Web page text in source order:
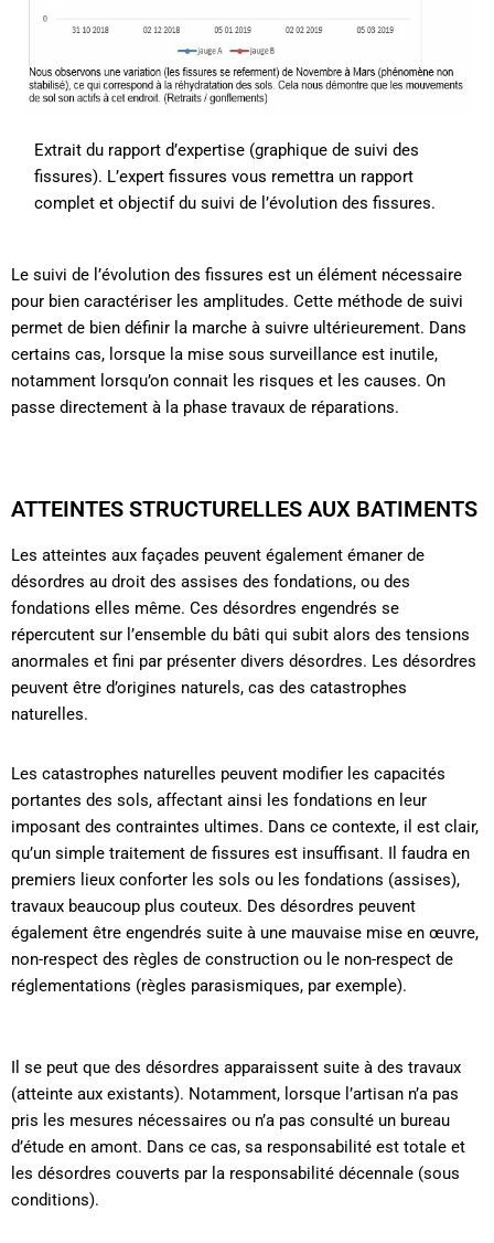
Extrait du rapport d’expertise (graphique de suivi des
fissures). L’expert fissures vous remettra un rapport
complet et objectif du suivi de l’évolution des fissures.
Le suivi de l’évolution des fissures est un élément nécessaire
pour bien caractériser les amplitudes. Cette méthode de suivi
permet de bien définir la marche à suivre ultérieurement. Dans
certains cas, lorsque la mise sous surveillance est inutile,
notamment lorsqu’on connait les risques et les causes. On
passe directement à la phase travaux de réparations.
ATTEINTES STRUCTURELLES AUX BATIMENTS
Les atteintes aux façades peuvent également émaner de
désordres au droit des assises des fondations, ou des
fondations elles même. Ces désordres engendrés se
répercutent sur l’ensemble du bâti qui subit alors des tensions
anormales et fini par présenter divers désordres. Les désordres
peuvent être d’origines naturels, cas des catastrophes
naturelles.
Les catastrophes naturelles peuvent modifier les capacités
portantes des sols, affectant ainsi les fondations en leur
imposant des contraintes ultimes. Dans ce contexte, il est clair,
qu’un simple traitement de fissures est insuffisant. Il faudra en
premiers lieux conforter les sols ou les fondations (assises),
travaux beaucoup plus couteux. Des désordres peuvent
également être engendrés suite à une mauvaise mise en œuvre,
non-respect des règles de construction ou le non-respect de
réglementations (règles parasismiques, par exemple).
Il se peut que des désordres apparaissent suite à des travaux
(atteinte aux existants). Notamment, lorsque l’artisan n’a pas
pris les mesures nécessaires ou n’a pas consulté un bureau
d’étude en amont. Dans ce cas, sa responsabilité est totale et
les désordres couverts par la responsabilité décennale (sous
conditions).